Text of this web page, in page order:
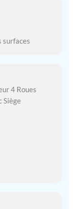
surfaces
4 Roues
Siège